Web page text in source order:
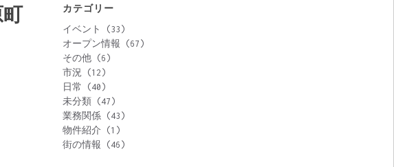
カテゴリー
イベント
(33)
オープン情報 (67)
その他 (6)
市況 (12)
日常
(40)
未分類 (47)
業務関係 (43)
物件紹介 (1)
街の情報 (46)